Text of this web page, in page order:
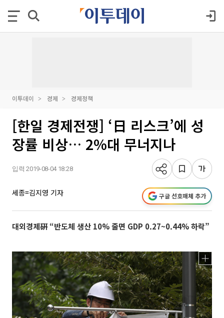
이투데이 경제 경제정책
[한일 경제전쟁] ‘日 리스크’에 성
장률 비상… 2%대 무너지나
입력 2019-08-04 18:28
세종=김지영 기자 구글 선호매체 추가
대외경제硏 “반도체 생산 10% 줄면 GDP 0.27~0.44% 하락”